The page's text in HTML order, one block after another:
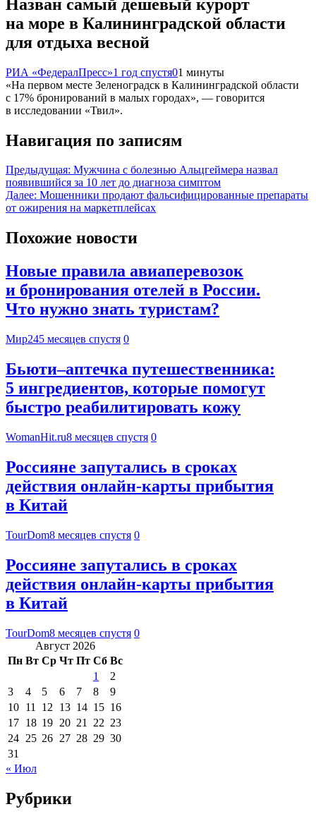
Назван самый дешевый курорт
на море в Калининградской области
для отдыха весной
РИА «ФедералПресс»1 год спустя01 минуты
«На первом месте Зеленоградск в Калининградской области
с 17% бронирований в малых городах», — говорится
в исследовании «Твил».
Навигация по записям
Предыдущая: Мужчина с болезнью Альцгеймера назвал
появившийся за 10 лет до диагноза симптом
Далее: Мошенники продают фальсифицированные препараты
от ожирения на маркетплейсах
Похожие новости
Новые правила авиаперевозок
и бронирования отелей в России.
Что нужно знать туристам?
Мир245 месяцев спустя 0
Бьюти–аптечка путешественника:
5 ингредиентов, которые помогут
быстро реабилитировать кожу
WomanHit.ru8 месяцев спустя 0
Россияне запутались в сроках
действия онлайн-карты прибытия
в Китай
TourDom8 месяцев спустя 0
Россияне запутались в сроках
действия онлайн-карты прибытия
в Китай
TourDom8 месяцев спустя 0
Август 2026
Пн Вт Ср Чт Пт Сб Вс
1
2
3
4 5 6 7 8
9
10 11 12 13 14 15 16
17 18 19 20 21 22 23
24 25 26 27 28 29 30
31
« Июл
Рубрики